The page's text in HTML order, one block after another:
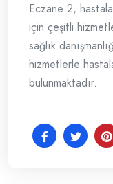
Eczane 2,
için çeşitli
sağlık
hizmetlerle
bulunmaktadır.